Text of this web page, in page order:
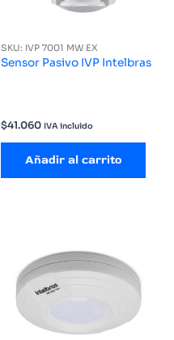
SKU: IVP 7001 MW EX
Sensor Pasivo IVP Intelbras
$41.060 IVA incluido
Añadir al carrito